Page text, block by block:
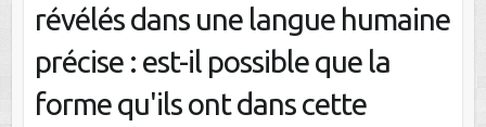
révélés dans une langue humaine
précise : est-il possible que la
forme qu'ils ont dans cette